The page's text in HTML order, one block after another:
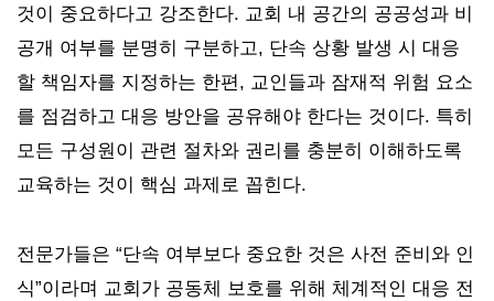
것이 중요하다고 강조한다. 교회 내 공간의 공공성과 비
공개 여부를 분명히 구분하고, 단속 상황 발생 시 대응
할 책임자를 지정하는 한편, 교인들과 잠재적 위험 요소
를 점검하고 대응 방안을 공유해야 한다는 것이다. 특히
모든 구성원이 관련 절차와 권리를 충분히 이해하도록
교육하는 것이 핵심 과제로 꼽힌다.
전문가들은 “단속 여부보다 중요한 것은 사전 준비와 인
식”이라며 교회가 공동체 보호를 위해 체계적인 대응 전